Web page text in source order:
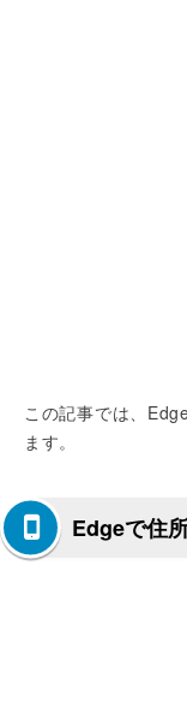
この記事では、
ます。
Edgeで住